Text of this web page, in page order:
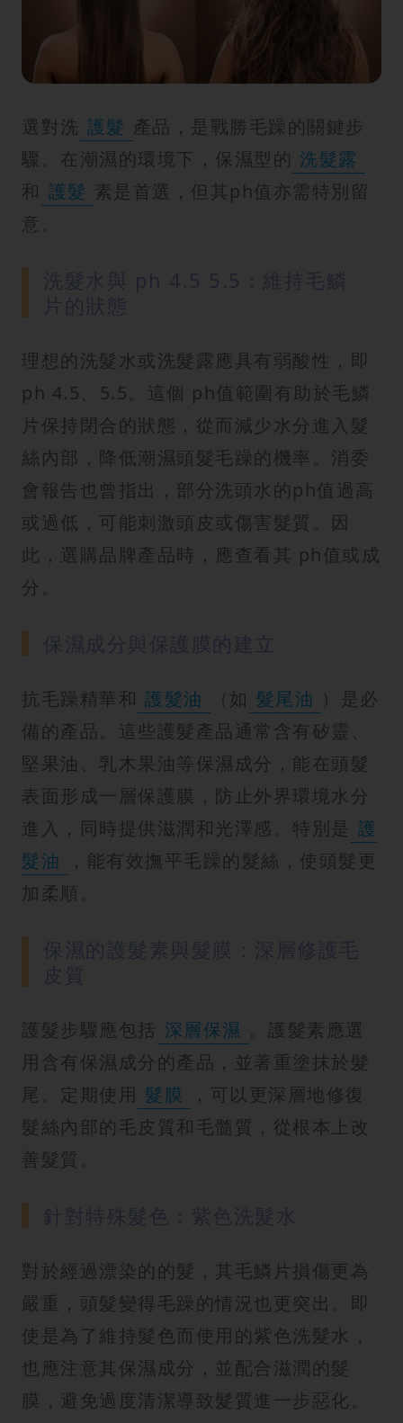
選對洗 護髮 產品，是戰勝毛躁的關鍵步
驟。在潮濕的環境下，保濕型的 洗髮露
和 護髮 素是首選，但其ph值亦需特別留
意。
理想的洗髮水或洗髮露應具有弱酸性，即
ph 4.5、5.5。這個 ph值範圍有助於毛鱗
片保持閉合的狀態，從而減少水分進入髮
絲內部，降低潮濕頭髮毛躁的機率。消委
會報告也曾指出，部分洗頭水的ph值過高
或過低，可能刺激頭皮或傷害髮質。因
此，選購品牌產品時，應查看其 ph值或成
分。
抗毛躁精華和 護髮油 （如 髮尾油 ）是必
備的產品。這些護髮產品通常含有矽靈、
堅果油、乳木果油等保濕成分，能在頭髮
表面形成一層保護膜，防止外界環境水分
進入，同時提供滋潤和光澤感。特別是 護
髮油
，能有效撫平毛躁的髮絲，使頭髮更
加柔順。
護髮步驟應包括 深層保濕
。護髮素應選
用含有保濕成分的產品，並著重塗抹於髮
尾。定期使用 髮膜
，可以更深層地修復
髮絲內部的毛皮質和毛髓質，從根本上改
善髮質。
對於經過漂染的的髮，其毛鱗片損傷更為
嚴重，頭髮變得毛躁的情況也更突出。即
使是為了維持髮色而使用的紫色洗髮水，
也應注意其保濕成分，並配合滋潤的髮
膜，避免過度清潔導致髮質進一步惡化。